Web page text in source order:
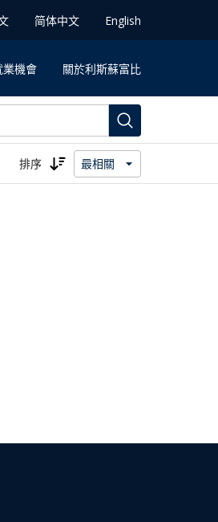
简体中⽂ English
業機會 關於利斯蘇富比
排序 最相關